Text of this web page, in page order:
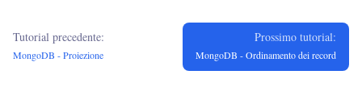
Tutorial precedente:
MongoDB - Proiezione
Prossimo tutorial:
MongoDB - Ordinamento dei record